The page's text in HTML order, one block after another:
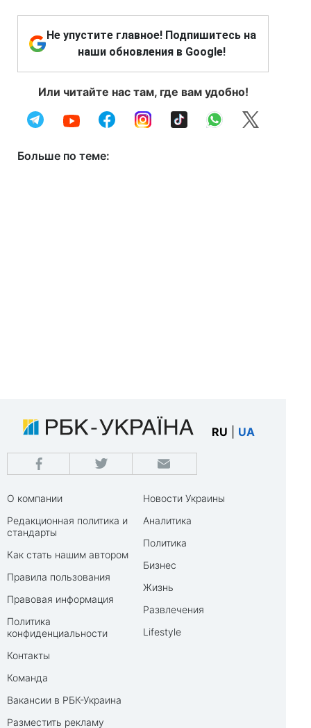
Не упустите главное! Подпишитесь на
наши обновления в Google!
Или читайте нас там, где вам удобно!
Больше по теме:
RU UA
О компании
Редакционная политика и
стандарты
Как стать нашим автором
Правила пользования
Правовая информация
Политика
конфиденциальности
Контакты
Команда
Вакансии в РБК-Украина
Разместить рекламу
Новости Украины
Аналитика
Политика
Бизнес
Жизнь
Развлечения
Lifestyle